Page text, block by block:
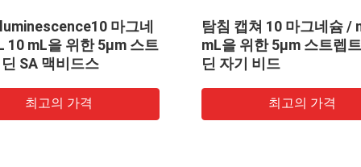
마그네
위한 300nm 스
비드
가격
화학루미네센스 세포 분리를 위
한 2.8μm 스트렙트아비딘 자기
최고의 가격